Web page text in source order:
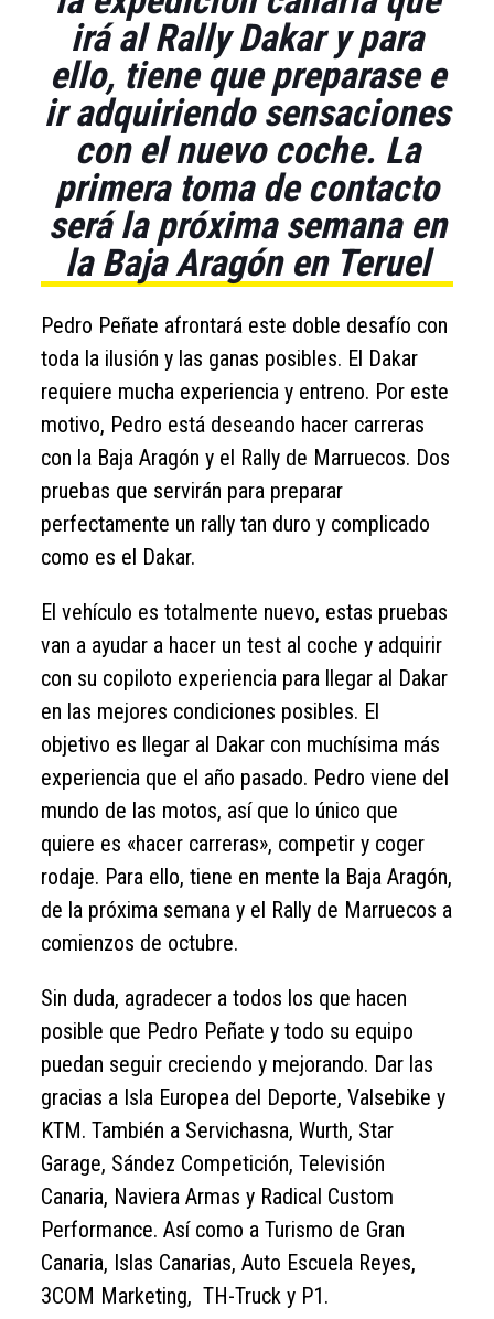
irá al Rally Dakar y para
ello, tiene que preparase e
ir adquiriendo sensaciones
con el nuevo coche. La
primera toma de contacto
será la próxima semana en
la Baja Aragón en Teruel
Pedro Peñate afrontará este doble desafío con
toda la ilusión y las ganas posibles. El Dakar
requiere mucha experiencia y entreno. Por este
motivo, Pedro está deseando hacer carreras
con la Baja Aragón y el Rally de Marruecos. Dos
pruebas que servirán para preparar
perfectamente un rally tan duro y complicado
como es el Dakar.
El vehículo es totalmente nuevo, estas pruebas
van a ayudar a hacer un test al coche y adquirir
con su copiloto experiencia para llegar al Dakar
en las mejores condiciones posibles. El
objetivo es llegar al Dakar con muchísima más
experiencia que el año pasado. Pedro viene del
mundo de las motos, así que lo único que
quiere es «hacer carreras», competir y coger
rodaje. Para ello, tiene en mente la Baja Aragón,
de la próxima semana y el Rally de Marruecos a
comienzos de octubre.
Sin duda, agradecer a todos los que hacen
posible que Pedro Peñate y todo su equipo
puedan seguir creciendo y mejorando. Dar las
gracias a Isla Europea del Deporte, Valsebike y
KTM. También a Servichasna, Wurth, Star
Garage, Sández Competición, Televisión
Canaria, Naviera Armas y Radical Custom
Performance. Así como a Turismo de Gran
Canaria, Islas Canarias, Auto Escuela Reyes,
3COM Marketing, TH-Truck y P1.